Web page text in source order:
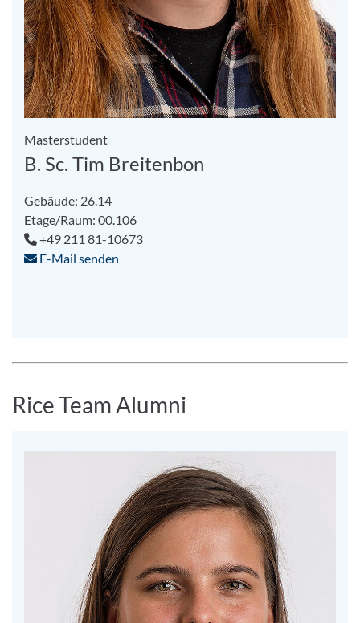
Masterstudent
B. Sc. Tim Breitenbon
Gebäude: 26.14
Etage/Raum: 00.106
+49 211 81-10673
E-Mail senden
Rice Team Alumni